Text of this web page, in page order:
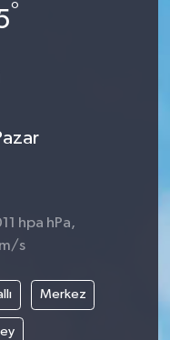
°
hpa hPa,
s
Merkez